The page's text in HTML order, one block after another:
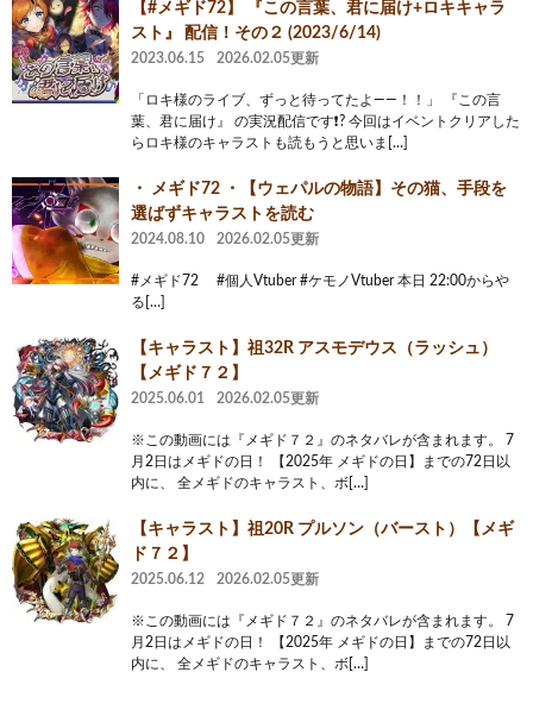
【#メギド72】 『この言葉、君に届け+ロキキャラ
スト』 配信！その２ (2023/6/14)
2023.06.15 2026.02.05更新
「ロキ様のライブ、ずっと待ってたよ――！！」 『この言
葉、君に届け』 の実況配信です❗? 今回はイベントクリアした
らロキ様のキャラストも読もうと思いま[…]
・ メギド72 ・【ウェパルの物語】その猫、手段を
選ばずキャラストを読む
2024.08.10 2026.02.05更新
#メギド72 #個人Vtuber #ケモノVtuber 本日 22:00からや
る[…]
【キャラスト】祖32R アスモデウス（ラッシュ）
【メギド７２】
2025.06.01 2026.02.05更新
※この動画には『メギド７２』のネタバレが含まれます。 7
月2日はメギドの日！ 【2025年 メギドの日】までの72日以
内に、 全メギドのキャラスト、ボ[…]
【キャラスト】祖20R プルソン（バースト）【メギ
ド７２】
2025.06.12 2026.02.05更新
※この動画には『メギド７２』のネタバレが含まれます。 7
月2日はメギドの日！ 【2025年 メギドの日】までの72日以
内に、 全メギドのキャラスト、ボ[…]